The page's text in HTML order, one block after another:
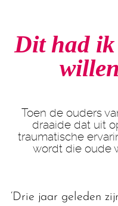
Dit had
Toen de ouders
draaide dat uit
traumatische
wordt die oude
‘Drie jaar geleden